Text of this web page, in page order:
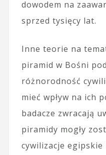
dowodem na
sprzed tysięcy lat.
Inne teorie na
piramid w Bośni
różnorodność
mieć wpływ na ich
badacze zwracają
piramidy mogły
cywilizacje